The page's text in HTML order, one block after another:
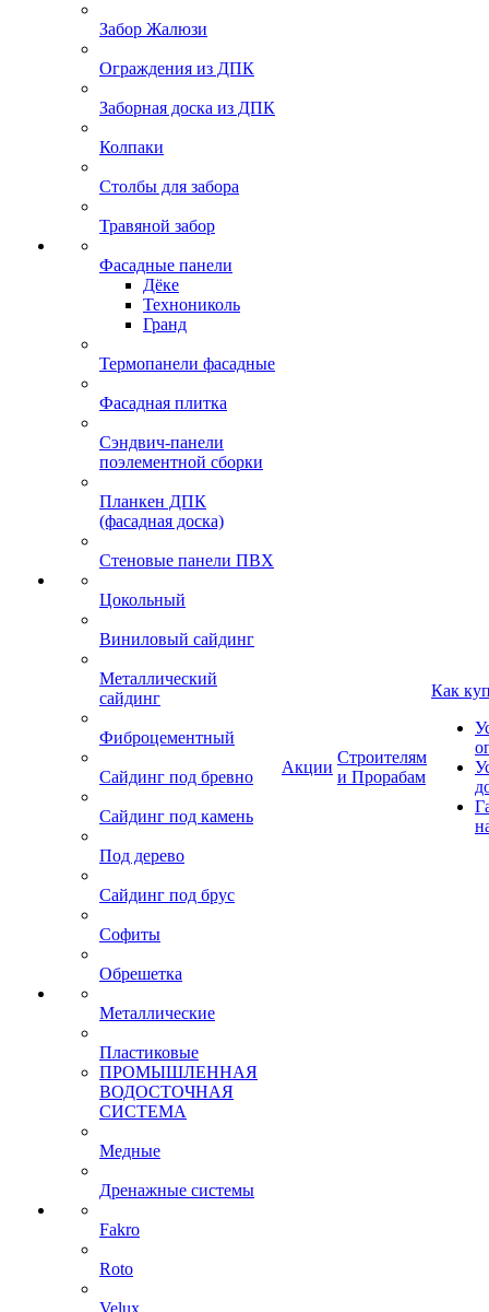
Забор Жалюзи
Ограждения из ДПК
Заборная доска из ДПК
Колпаки
Столбы для забора
Травяной забор
Фасадные панели
Дёке
Технониколь
Гранд
Термопанели фасадные
Фасадная плитка
Сэндвич-панели
поэлементной сборки
Планкен ДПК
(фасадная доска)
Стеновые панели ПВХ
Цокольный
Виниловый сайдинг
Металлический
сайдинг
Фиброцементный
Сайдинг под бревно
Сайдинг под камень
Под дерево
Сайдинг под брус
Софиты
Обрешетка
Металлические
Пластиковые
ПРОМЫШЛЕННАЯ
ВОДОСТОЧНАЯ
СИСТЕМА
Медные
Дренажные системы
Fakro
Roto
Velux
Акции
Строителям
и Прорабам
Как